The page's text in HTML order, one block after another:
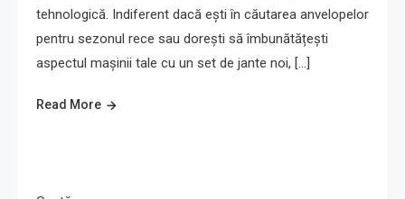
tehnologică. Indiferent dacă ești în căutarea anvelopelor
pentru sezonul rece sau dorești să îmbunătățești
aspectul mașinii tale cu un set de jante noi, […]
Read More